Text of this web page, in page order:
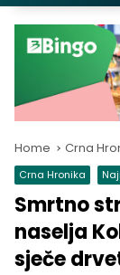
Home Crna
Crna Hronika
Smrtno
naselja
sječe